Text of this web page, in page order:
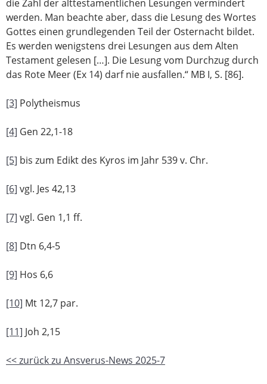
die Zahl der alttestamentlichen Lesungen vermindert
werden. Man beachte aber, dass die Lesung des Wortes
Gottes einen grundlegenden Teil der Osternacht bildet.
Es werden wenigstens drei Lesungen aus dem Alten
Testament gelesen […]. Die Lesung vom Durchzug durch
das Rote Meer (Ex 14) darf nie ausfallen.“ MB I, S. [86].
[3] Polytheismus
[4] Gen 22,1-18
[5] bis zum Edikt des Kyros im Jahr 539 v. Chr.
[6] vgl. Jes 42,13
[7] vgl. Gen 1,1 ff.
[8] Dtn 6,4-5
[9] Hos 6,6
[10] Mt 12,7 par.
[11] Joh 2,15
<< zurück zu Ansverus-News 2025-7